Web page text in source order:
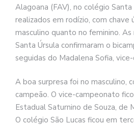
Alagoana (FAV), no colégio
realizados em rodízio, com chave
masculino quanto no feminino.
Santa Úrsula confirmaram o
seguidas do Madalena Sofia,
A boa surpresa foi no masculino,
campeão. O vice-campeonato
Estadual Saturnino de Souza, de
O colégio São Lucas ficou em